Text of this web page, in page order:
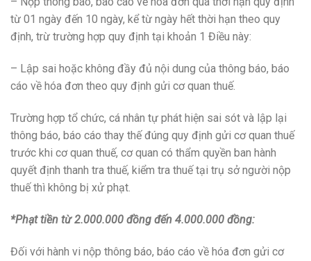
từ 01 ngày đến 10 ngày, kể từ ngày hết thời hạn theo quy
định, trừ trường hợp quy định tại khoản 1 Điều này:
– Lập sai hoặc không đầy đủ nội dung của thông báo, báo
cáo về hóa đơn theo quy định gửi cơ quan thuế.
Trường hợp tổ chức, cá nhân tự phát hiện sai sót và lập lại
thông báo, báo cáo thay thế đúng quy định gửi cơ quan thuế
trước khi cơ quan thuế, cơ quan có thẩm quyền ban hành
quyết định thanh tra thuế, kiểm tra thuế tại trụ sở người nộp
thuế thì không bị xử phạt.
*Phạt tiền từ 2.000.000 đồng đến 4.000.000 đồng:
Đối với hành vi nộp thông báo, báo cáo về hóa đơn gửi cơ